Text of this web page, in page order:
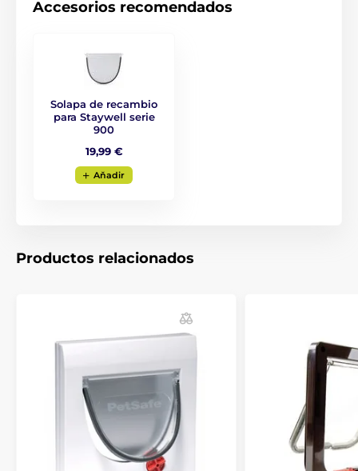
Accesorios recomendados
Solapa de recambio
para Staywell serie
900
19,99 €
Aňadir
Productos relacionados